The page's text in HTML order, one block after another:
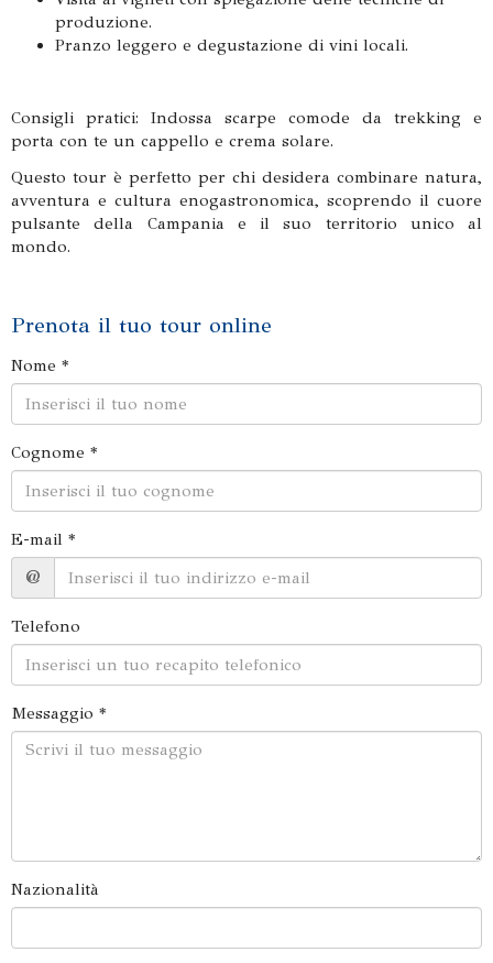
produzione.
Pranzo leggero e degustazione di vini locali.
Consigli pratici: Indossa scarpe comode da trekking e
porta con te un cappello e crema solare.
Questo tour è perfetto per chi desidera combinare natura,
avventura e cultura enogastronomica, scoprendo il cuore
pulsante della Campania e il suo territorio unico al
mondo.
Prenota il tuo tour online
Nome *
Cognome *
E-mail *
@
Telefono
Messaggio *
Nazionalità